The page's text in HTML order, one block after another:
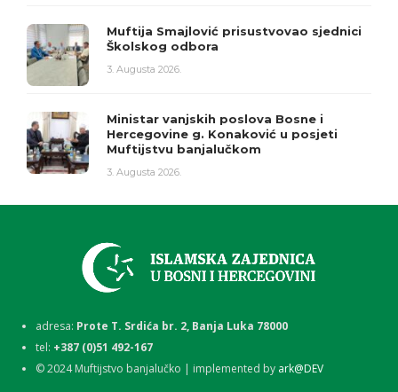
Muftija Smajlović prisustvovao sjednici
Školskog odbora
3. Augusta 2026.
Ministar vanjskih poslova Bosne i
Hercegovine g. Konaković u posjeti
Muftijstvu banjalučkom
3. Augusta 2026.
adresa: Prote T. Srdića br. 2, Banja Luka 78000
tel: +387 (0)51 492-167
©2024Muftijstvo banjalučko | implemented by ark@DEV